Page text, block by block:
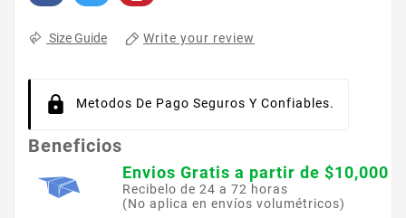
Size Guide Write your review
Metodos De Pago Seguros Y Confiables.
Beneficios
Envios Gratis a partir de $10,000
Recibelo de 24 a 72 horas
(No aplica en envíos volumétricos)